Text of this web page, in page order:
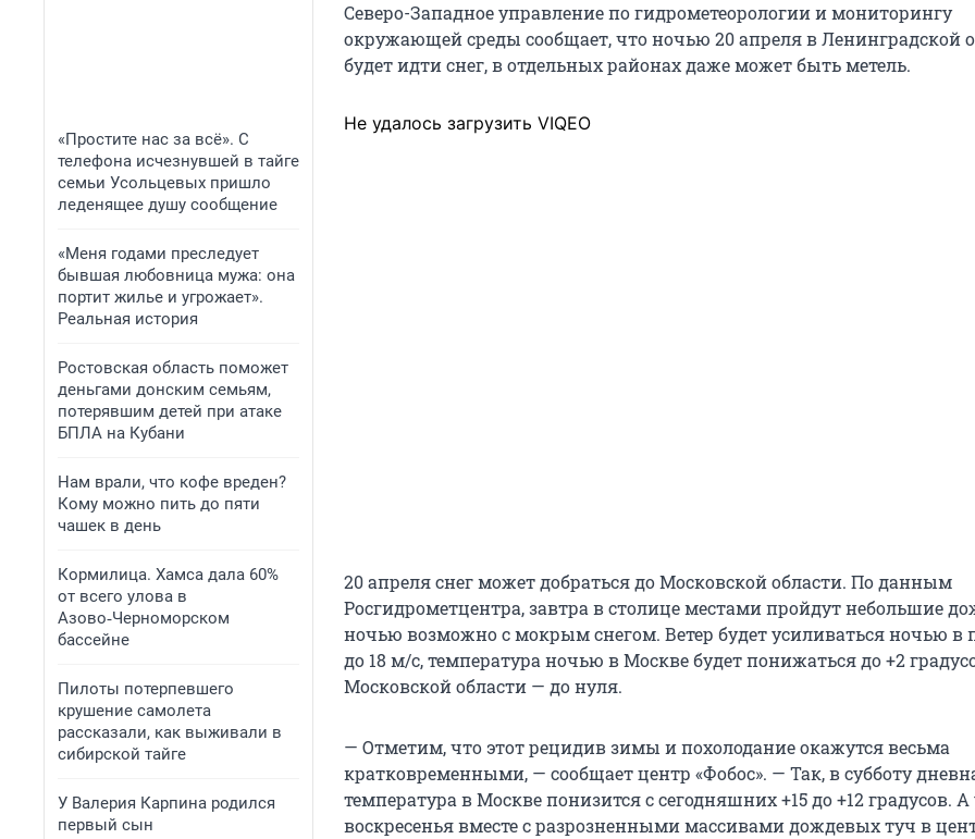
«Простите нас за всё». С
телефона исчезнувшей в тайге
семьи Усольцевых пришло
леденящее душу сообщение
«Меня годами преследует
бывшая любовница мужа: она
портит жилье и угрожает».
Реальная история
Ростовская область поможет
деньгами донским семьям,
потерявшим детей при атаке
БПЛА на Кубани
Нам врали, что кофе вреден?
Кому можно пить до пяти
чашек в день
Кормилица. Хамса дала 60%
от всего улова в
Азово‑Черноморском
бассейне
Пилоты потерпевшего
крушение самолета
рассказали, как выживали в
сибирской тайге
У Валерия Карпина родился
первый сын
Северо-Западное управление по гидрометеорологии и мониторингу
окружающей среды сообщает, что ночью 20 апреля в Ленинградской
будет идти снег, в отдельных районах даже может быть метель.
Не удалось загрузить VIQEO
20 апреля снег может добраться до Московской области. По данным
Росгидрометцентра, завтра в столице местами пройдут небольшие
ночью возможно с мокрым снегом. Ветер будет усиливаться ночью в
до 18 м/с, температура ночью в Москве будет понижаться до +2
Московской области — до нуля.
— Отметим, что этот рецидив зимы и похолодание окажутся весьма
кратковременными, — сообщает центр «Фобос». — Так, в субботу
температура в Москве понизится с сегодняшних +15 до +12 градусов. А
воскресенья вместе с разрозненными массивами дождевых туч в